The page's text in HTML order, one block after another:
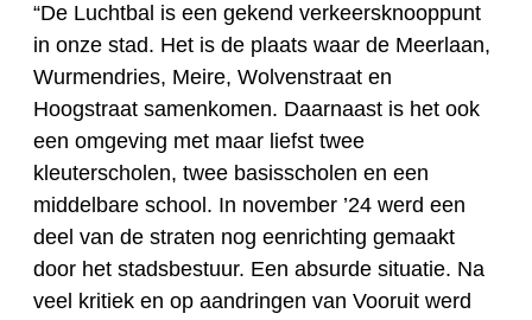
“De Luchtbal is een gekend verkeersknooppunt
in onze stad. Het is de plaats waar de Meerlaan,
Wurmendries, Meire, Wolvenstraat en
Hoogstraat samenkomen. Daarnaast is het ook
een omgeving met maar liefst twee
kleuterscholen, twee basisscholen en een
middelbare school. In november ’24 werd een
deel van de straten nog eenrichting gemaakt
door het stadsbestuur. Een absurde situatie. Na
veel kritiek en op aandringen van Vooruit werd